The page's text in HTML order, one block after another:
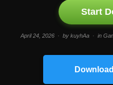
Start
April 24, 2026 · by kuyhAa · in